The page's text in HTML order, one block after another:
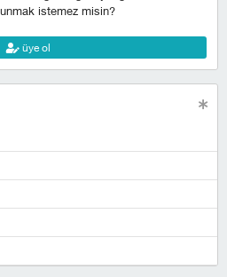
istemez misin?
üye ol